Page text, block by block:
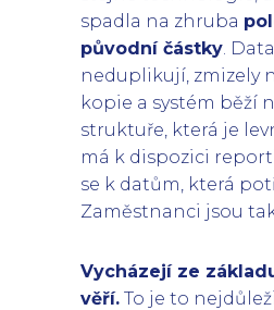
spadla na zhruba
původní částky.
neduplikují, zmizely
kopie a systém běží
struktuře, která je
má k dispozici
se k datům, která
Zaměstnanci jsou
Vycházejí ze
věří. To je to